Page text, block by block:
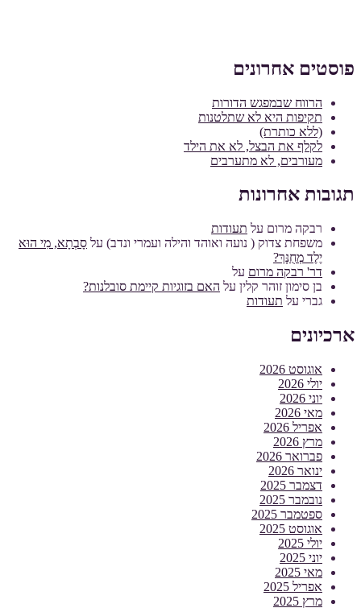
פוסטים אחרונים
הרווח שבמפגש הדורות
תקיפות היא לא שתלטנות
(ללא כותרת)
לקלף את הבצל, לא את הילד
מעורבים, לא מתערבים
תגובות אחרונות
רבקה מרום על תעודות
משפחת צדוק ( נועה ואוהד והילה ועמרי ונדב) על סָבְתָא, מִי הוּא
יֶלֶד מְחֻנָּךְ?
דר' רבקה מרום על
בן סימון זוהר קלין על האם בזוגיות קיימת סובלנות?
גברי על תעודות
ארכיונים
אוגוסט 2026
יולי 2026
יוני 2026
מאי 2026
אפריל 2026
מרץ 2026
פברואר 2026
ינואר 2026
דצמבר 2025
נובמבר 2025
ספטמבר 2025
אוגוסט 2025
יולי 2025
יוני 2025
מאי 2025
אפריל 2025
מרץ 2025